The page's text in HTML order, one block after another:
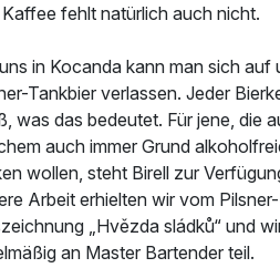
fehlt natürlich auch nicht.
in Kocanda kann man sich auf
Tankbier verlassen. Jeder
was das bedeutet. Für jene, die
auch immer Grund
wollen, steht Birell zur
Arbeit erhielten wir vom
„Hvězda sládků“ und
an Master Bartender teil.